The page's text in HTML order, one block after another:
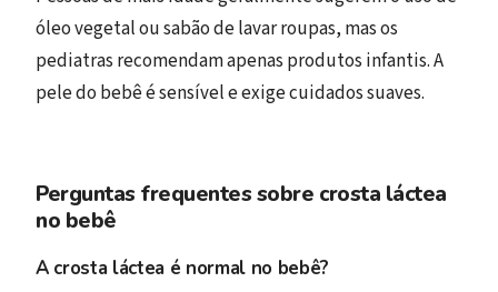
óleo vegetal ou sabão de lavar roupas, mas os
pediatras recomendam apenas produtos infantis. A
pele do bebê é sensível e exige cuidados suaves.
Perguntas frequentes sobre crosta láctea
no bebê
A crosta láctea é normal no bebê?